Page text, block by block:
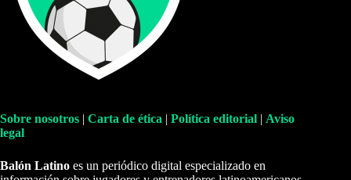
Sobre nosotros | Carta de ética | Política editorial | Aviso
legal
Balón Latino es un periódico digital especializado en